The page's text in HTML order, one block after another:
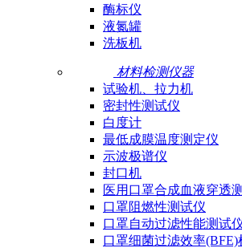
酶标仪
液氮罐
洗板机
材料检测仪器
试验机、拉力机
密封性测试仪
白度计
最低成膜温度测定仪
示波极谱仪
封口机
医用口罩合成血液穿透
口罩阻燃性测试仪
口罩自动过滤性能测试
口罩细菌过滤效率(BFE)